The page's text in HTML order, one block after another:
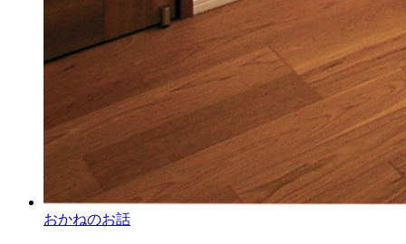
おかねのお話